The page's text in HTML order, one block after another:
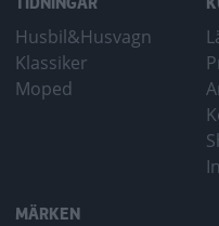
Husbil&Husvagn
Klassiker
Moped
MÄRKEN